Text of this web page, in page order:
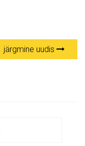
järgmine uudis